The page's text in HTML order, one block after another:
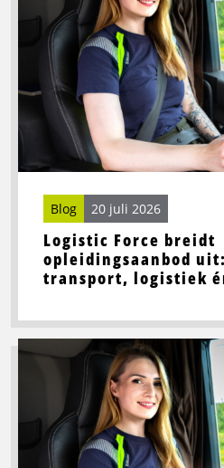
Logistic Force breidt
opleidingsaanbod
transport, logistiek
Blog 20 juli 2026
Logistic
Force
breidt
opleidingsaanbod
uit:
groeien
in
transport,
leiderschap
Lees
Beste
wegrestaurants